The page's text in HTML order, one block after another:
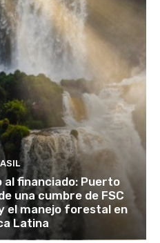
al financiado: Puerto
una cumbre de FSC
el manejo forestal en
Latina